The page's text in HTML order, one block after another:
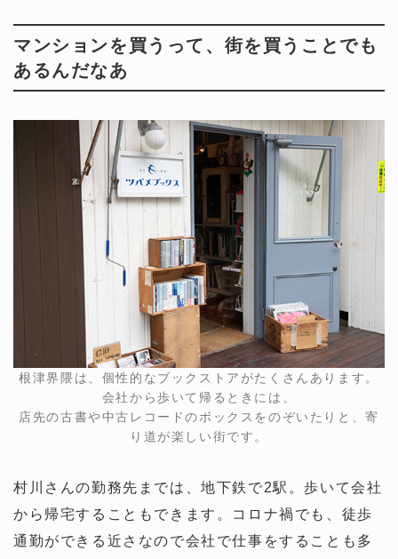
マンションを買うって、街を買うことでも
あるんだなあ
根津界隈は、個性的なブックストアがたくさんあります。
会社から歩いて帰るときには、
店先の古書や中古レコードのボックスをのぞいたりと、寄
り道が楽しい街です。
村川さんの勤務先までは、地下鉄で2駅。歩いて会社
から帰宅することもできます。コロナ禍でも、徒歩
通勤ができる近さなので会社で仕事をすることも多